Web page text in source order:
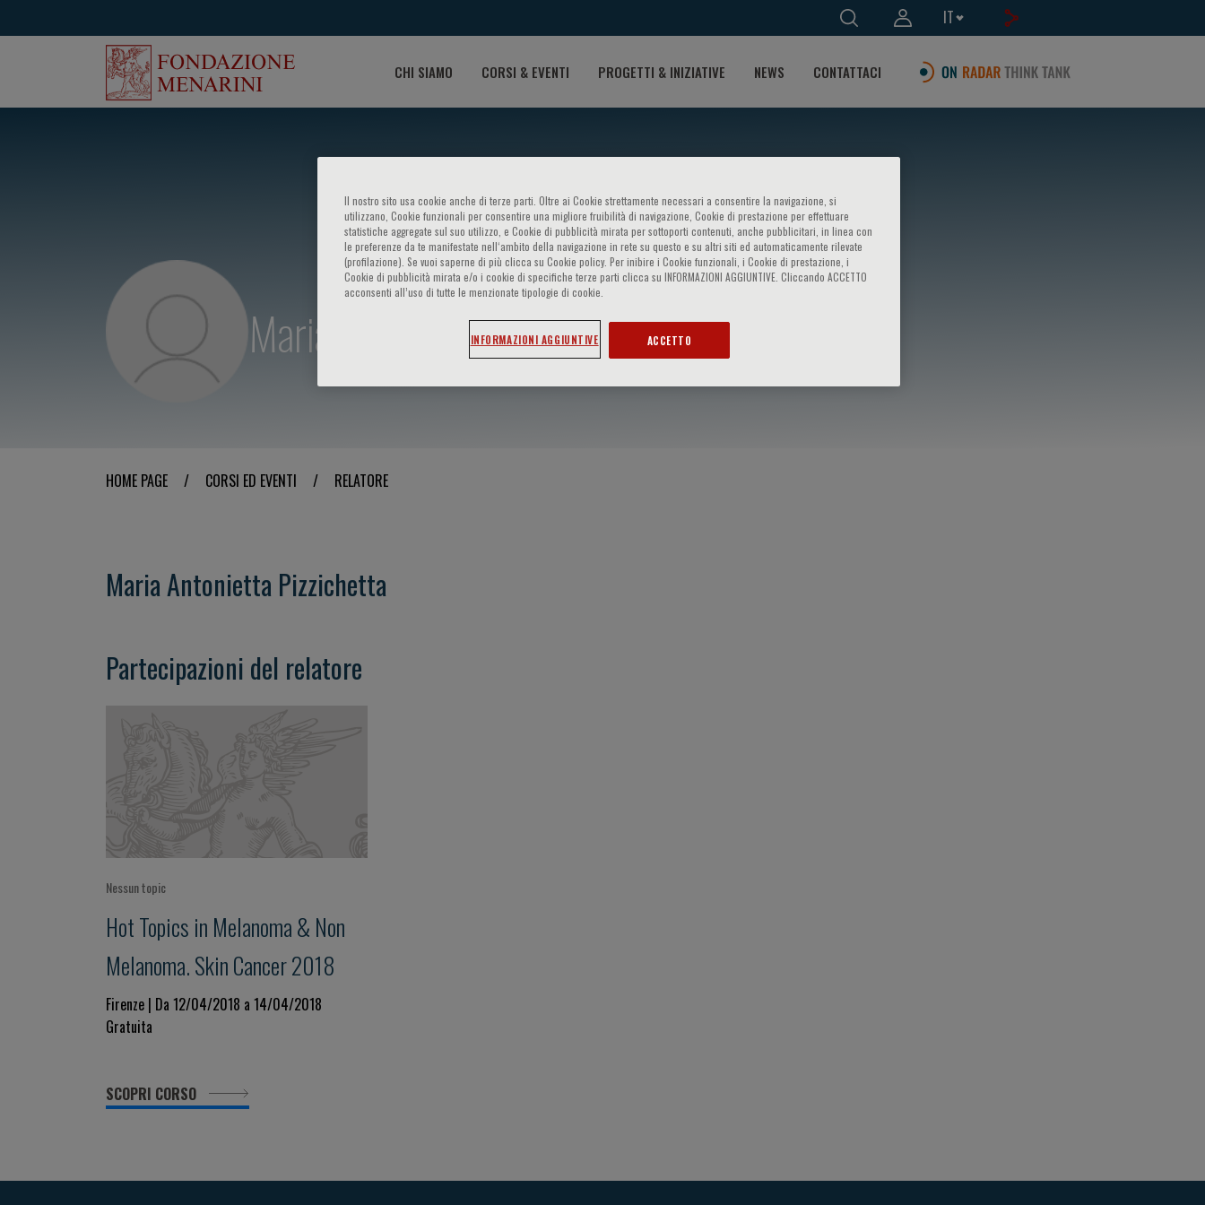
IT
CHI SIAMO CORSI & EVENTI PROGETTI & INIZIATIVE NEWS CONTATTACI
Maria Antonietta Pizzichetta
HOME PAGE / CORSI ED EVENTI / RELATORE
Maria Antonietta Pizzichetta
Partecipazioni del relatore
Nessun topic
Hot Topics in Melanoma & Non
Melanoma. Skin Cancer 2018
Firenze | Da 12/04/2018 a 14/04/2018
Gratuita
SCOPRI CORSO
Il nostro sito usa cookie anche di terze parti. Oltre ai Cookie strettamente necessari a consentire la navigazione, si
utilizzano, Cookie funzionali per consentire una migliore fruibilità di navigazione, Cookie di prestazione per effettuare
statistiche aggregate sul suo utilizzo, e Cookie di pubblicità mirata per sottoporti contenuti, anche pubblicitari, in linea con
le preferenze da te manifestate nell‘ambito della navigazione in rete su questo e su altri siti ed automaticamente rilevate
(profilazione). Se vuoi saperne di più clicca su Cookie policy. Per inibire i Cookie funzionali, i Cookie di prestazione, i
Cookie di pubblicità mirata e/o i cookie di specifiche terze parti clicca su INFORMAZIONI AGGIUNTIVE. Cliccando ACCETTO
acconsenti all’uso di tutte le menzionate tipologie di cookie.
INFORMAZIONI AGGIUNTIVE ACCETTO